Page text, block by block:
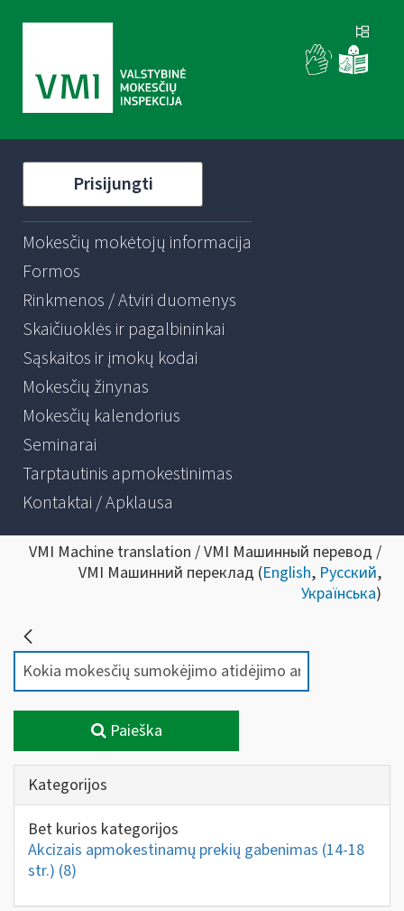
Prisijungti
Mokesčių mokėtojų informacija
Formos
Rinkmenos / Atviri duomenys
Skaičiuoklės ir pagalbininkai
Sąskaitos ir įmokų kodai
Mokesčių žinynas
Mokesčių kalendorius
Seminarai
Tarptautinis apmokestinimas
Kontaktai / Apklausa
VMI Machine translation / VMI Машинный перевод /
VMI Машинний переклад (English, Русский,
Українська)
Paieška
Kategorijos
Bet kurios kategorijos
Akcizais apmokestinamų prekių gabenimas (14-18
str.) (8)